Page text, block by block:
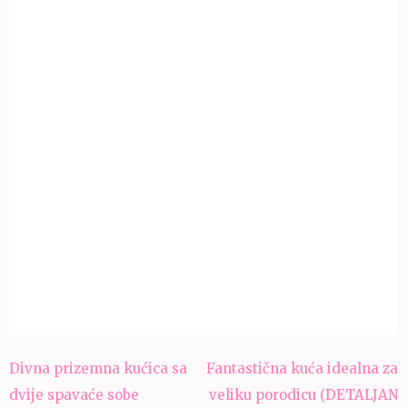
Navigacija
članaka
Divna prizemna kućica sa
dvije spavaće sobe
Fantastična kuća idealna za
veliku porodicu (DETALJAN